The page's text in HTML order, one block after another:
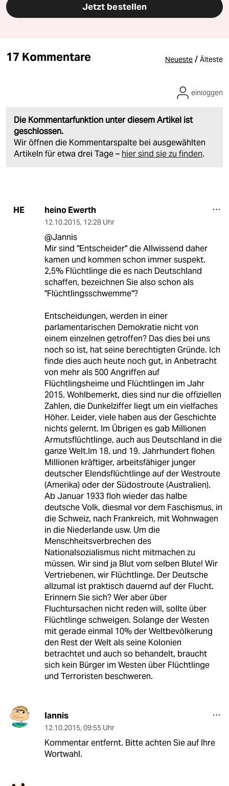
Jetzt bestellen
17 Kommentare Neueste / Älteste
Die Kommentarfunktion unter diesem Artikel ist
geschlossen.
Wir öffnen die Kommentarspalte bei ausgewählten
Artikeln für etwa drei Tage – hier sind sie zu finden.
einloggen
HE heino Ewerth
12.10.2015, 12:28 Uhr
@Jannis
Mir sind "Entscheider" die Allwissend daher
kamen und kommen schon immer suspekt.
2,5% Flüchtlinge die es nach Deutschland
schaffen, bezeichnen Sie also schon als
"Flüchtlingsschwemme"?
Entscheidungen, werden in einer
parlamentarischen Demokratie nicht von
einem einzelnen getroffen? Das dies bei uns
noch so ist, hat seine berechtigten Gründe. Ich
finde dies auch heute noch gut, in Anbetracht
von mehr als 500 Angriffen auf
Flüchtlingsheime und Flüchtlingen im Jahr
2015. Wohlbemerkt, dies sind nur die offiziellen
Zahlen, die Dunkelziffer liegt um ein vielfaches
Höher. Leider, viele haben aus der Geschichte
nichts gelernt. Im Übrigen es gab Millionen
Armutsflüchtlinge, auch aus Deutschland in die
ganze Welt.Im 18. und 19. Jahrhundert flohen
Millionen kräftiger, arbeitsfähiger junger
deutscher Elendsflüchtlinge auf der Westroute
(Amerika) oder der Südostroute (Australien).
Ab Januar 1933 floh wieder das halbe
deutsche Volk, diesmal vor dem Faschismus, in
die Schweiz, nach Frankreich, mit Wohnwagen
in die Niederlande usw. Um die
Menschheitsverbrechen des
Nationalsozialismus nicht mitmachen zu
müssen. Wir sind ja Blut vom selben Blute! Wir
Vertriebenen, wir Flüchtlinge. Der Deutsche
allzumal ist praktisch dauernd auf der Flucht.
Erinnern Sie sich? Wer aber über
Fluchtursachen nicht reden will, sollte über
Flüchtlinge schweigen. Solange der Westen
mit gerade einmal 10% der Weltbevölkerung
den Rest der Welt als seine Kolonien
betrachtet und auch so behandelt, braucht
sich kein Bürger im Westen über Flüchtlinge
und Terroristen beschweren.
Iannis
12.10.2015, 09:55 Uhr
Kommentar entfernt. Bitte achten Sie auf Ihre
Wortwahl.